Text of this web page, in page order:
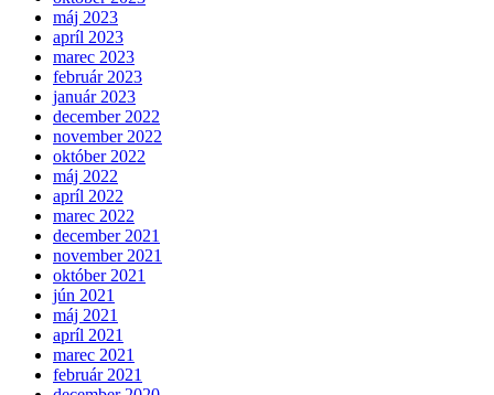
máj 2023
apríl 2023
marec 2023
február 2023
január 2023
december 2022
november 2022
október 2022
máj 2022
apríl 2022
marec 2022
december 2021
november 2021
október 2021
jún 2021
máj 2021
apríl 2021
marec 2021
február 2021